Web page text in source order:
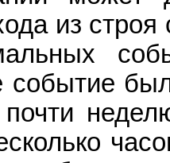
из
событие
почти